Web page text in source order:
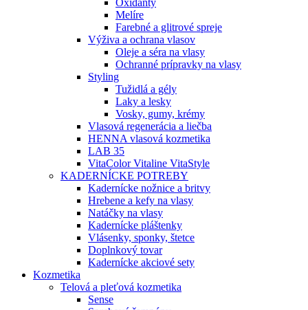
Melíre
Farebné a glitrové spreje
Výživa a ochrana vlasov
Oleje a séra na vlasy
Ochranné prípravky na vlasy
Styling
Tužidlá a gély
Laky a lesky
Vosky, gumy, krémy
Vlasová regenerácia a liečba
HENNA vlasová kozmetika
LAB 35
VitaColor Vitaline VitaStyle
KADERNÍCKE POTREBY
Kadernícke nožnice a britvy
Hrebene a kefy na vlasy
Natáčky na vlasy
Kadernícke pláštenky
Vlásenky, sponky, štetce
Doplnkový tovar
Kadernícke akciové sety
Kozmetika
Telová a pleťová kozmetika
Sense